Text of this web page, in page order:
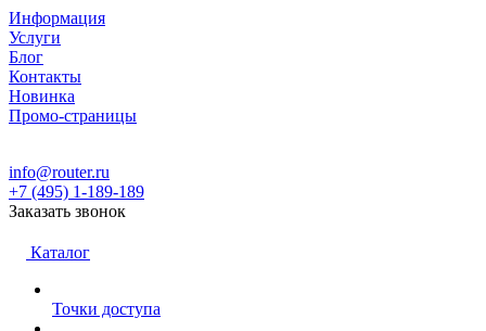
Информация
Услуги
Блог
Контакты
Новинка
Промо-страницы
info@router.ru
+7 (495) 1-189-189
Заказать звонок
Каталог
Точки доступа